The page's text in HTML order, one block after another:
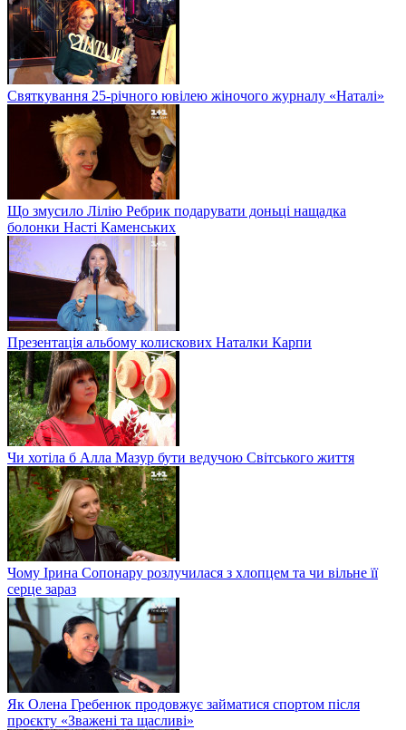
Святкування 25-річного ювілею жіночого журналу «Наталі»
Що змусило Лілію Ребрик подарувати доньці нащадка
болонки Насті Каменських
Презентація альбому колискових Наталки Карпи
Чи хотіла б Алла Мазур бути ведучою Світського життя
Чому Ірина Сопонару розлучилася з хлопцем та чи вільне її
серце зараз
Як Олена Гребенюк продовжує займатися спортом після
проєкту «Зважені та щасливі»